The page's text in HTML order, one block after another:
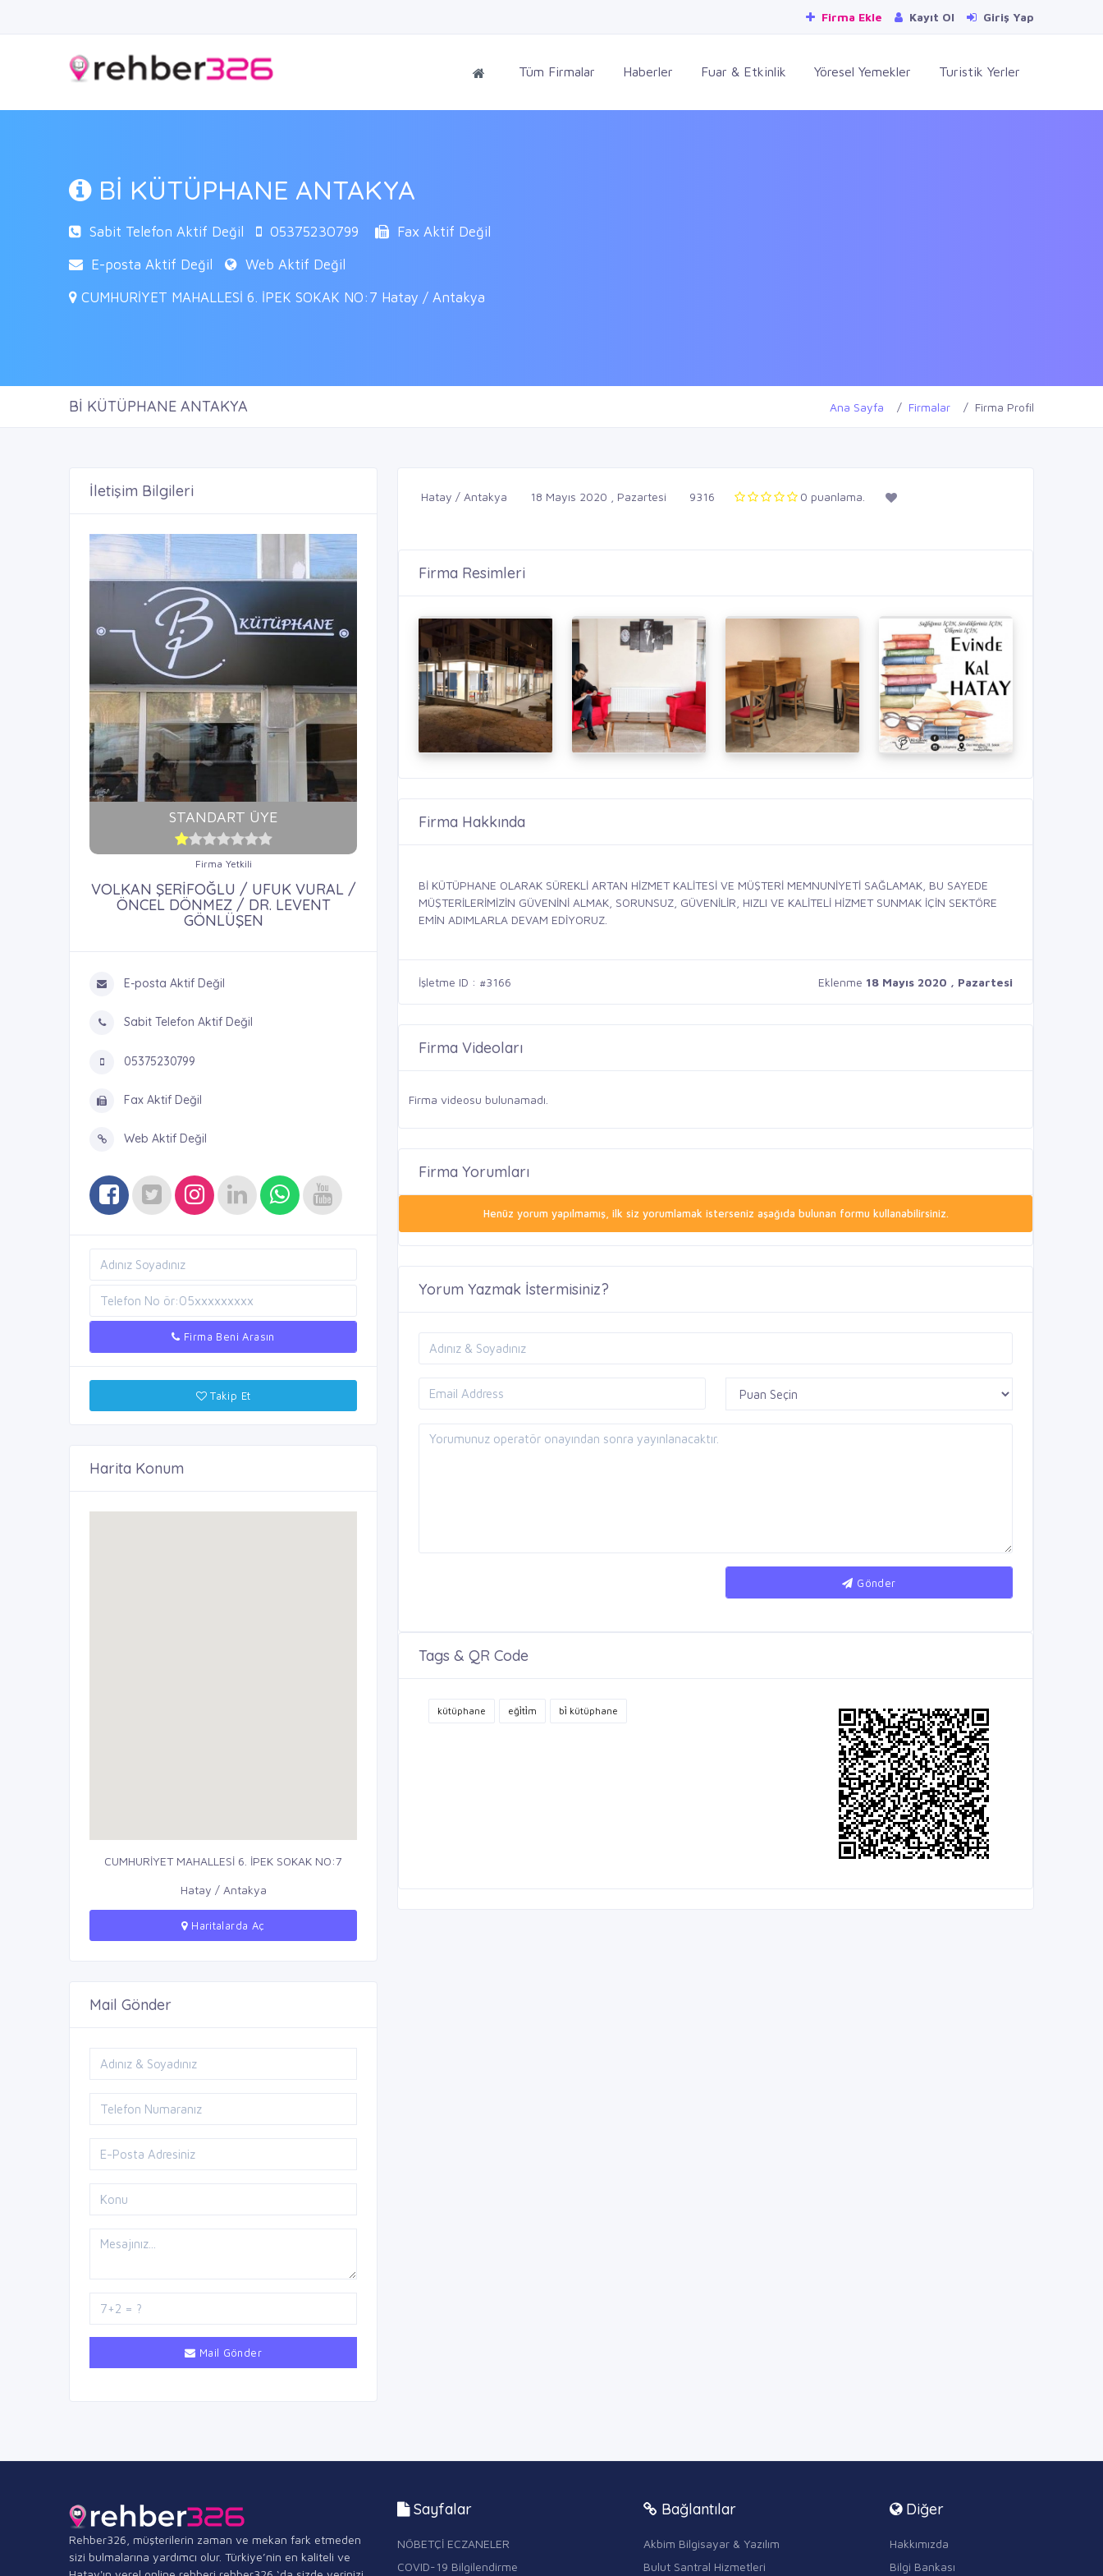
Firma Ekle Kayıt Ol Giriş Yap
Tüm Firmalar Haberler Fuar & Etkinlik Yöresel Yemekler Turistik Yerler
Bİ KÜTÜPHANE ANTAKYA
Sabit Telefon Aktif Değil 05375230799
Fax Aktif Değil
E-posta Aktif Değil
Web Aktif Değil
CUMHURİYET MAHALLESİ 6. İPEK SOKAK NO:7 Hatay / Antakya
Bİ KÜTÜPHANE ANTAKYA Ana Sayfa Firmalar Firma Profil
İletişim Bilgileri
STANDART ÜYE
Firma Yetkili
VOLKAN ŞERİFOĞLU / UFUK VURAL /
ÖNCEL DÖNMEZ / DR. LEVENT
GÖNLÜŞEN
E-posta Aktif Değil
Sabit Telefon Aktif Değil
05375230799
Fax Aktif Değil
Web Aktif Değil
Firma Beni Arasın
Takip Et
Harita Konum
CUMHURİYET MAHALLESİ 6. İPEK SOKAK NO:7
Hatay / Antakya
Haritalarda Aç
Mail Gönder
Mail Gönder
Hatay / Antakya 18 Mayıs 2020 , Pazartesi 9316 0 puanlama.
Firma Resimleri
Firma Hakkında
Bİ KÜTÜPHANE OLARAK SÜREKLİ ARTAN HİZMET KALİTESİ VE MÜŞTERİ MEMNUNİYETİ SAĞLAMAK, BU SAYEDE
MÜŞTERİLERİMİZİN GÜVENİNİ ALMAK, SORUNSUZ, GÜVENİLİR, HIZLI VE KALİTELİ HİZMET SUNMAK İÇİN SEKTÖRE
EMİN ADIMLARLA DEVAM EDİYORUZ.
İşletme ID : #3166 Eklenme 18 Mayıs 2020 , Pazartesi
Firma Videoları
Firma videosu bulunamadı.
Firma Yorumları
Henüz yorum yapılmamış, ilk siz yorumlamak isterseniz aşağıda bulunan formu kullanabilirsiniz.
Yorum Yazmak İstermisiniz?
Gönder
Tags & QR Code
kütüphane eği̇ti̇m bi̇ kütüphane
Rehber326, müşterilerin zaman ve mekan fark etmeden
sizi bulmalarına yardımcı olur. Türkiye’nin en kaliteli ve
Sayfalar
NÖBETÇİ ECZANELER
COVID-19 Bilgilendirme
Bağlantılar
Akbim Bilgisayar & Yazılım
Bulut Santral Hizmetleri
Diğer
Hakkımızda
Bilgi Bankası